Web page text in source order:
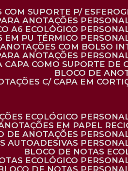
COM SUPORTE P/
ANOTAÇÕES
A6 ECOLÓGICO
EM PU TÉRMICO
ANOTAÇÕES COM BOLSO
ANOTAÇÕES
CAPA COMO SUPORTE DE
BLOCO DE
C/ CAPA EM
ECOLÓGICO
ANOTAÇÕES EM PAPEL
DE ANOTAÇÕES
AUTOADESIVAS
BLOCO DE NOTAS
ECOLÓGICO
BLOCO DE NOTAS